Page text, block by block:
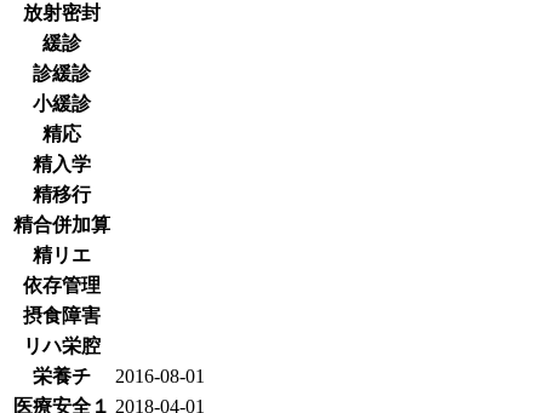
放射密封
緩診
診緩診
小緩診
精応
精入学
精移行
精合併加算
精リエ
依存管理
摂食障害
リハ栄腔
栄養チ
2016-08-01
医療安全１ 2018-04-01